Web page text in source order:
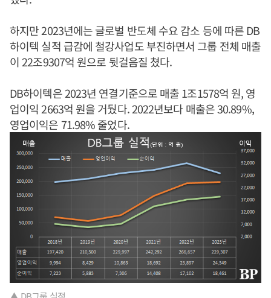
하지만 2023년에는 글로벌 반도체 수요 감소 등에 따른 DB
하이텍 실적 급감에 철강사업도 부진하면서 그룹 전체 매출
이 22조9307억 원으로 뒷걸음질 쳤다.
DB하이텍은 2023년 연결기준으로 매출 1조1578억 원, 영
업이익 2663억 원을 거뒀다. 2022년보다 매출은 30.89%,
영업이익은 71.98% 줄었다.